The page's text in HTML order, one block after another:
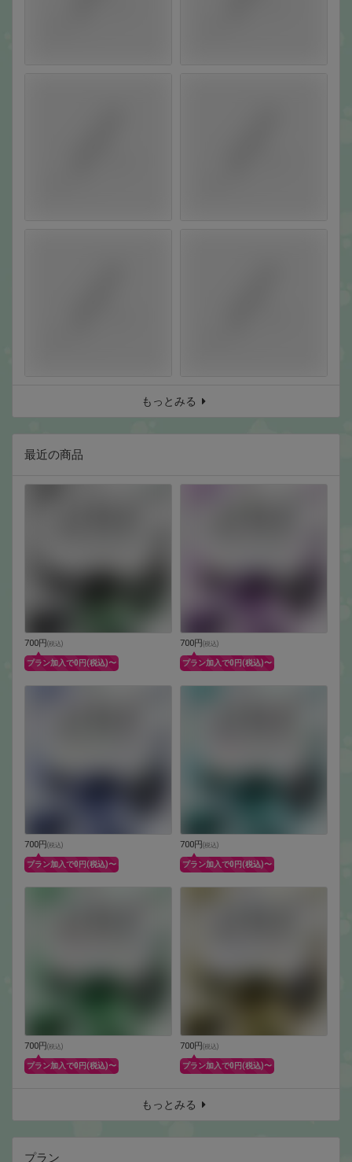
もっとみる
最近の商品
700円(税込)
プラン加入で0円(税込)〜
700円(税込)
プラン加入で0円(税込)〜
700円(税込)
プラン加入で0円(税込)〜
700円(税込)
プラン加入で0円(税込)〜
700円(税込)
プラン加入で0円(税込)〜
700円(税込)
プラン加入で0円(税込)〜
もっとみる
プラン